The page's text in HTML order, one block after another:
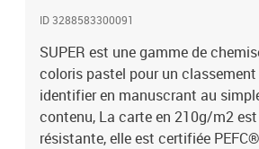
ID 3288583300091
SUPER est une gamme de
coloris pastel pour un
identifier en manuscrant au
contenu, La carte en 210g/m2
résistante, elle est certifiée